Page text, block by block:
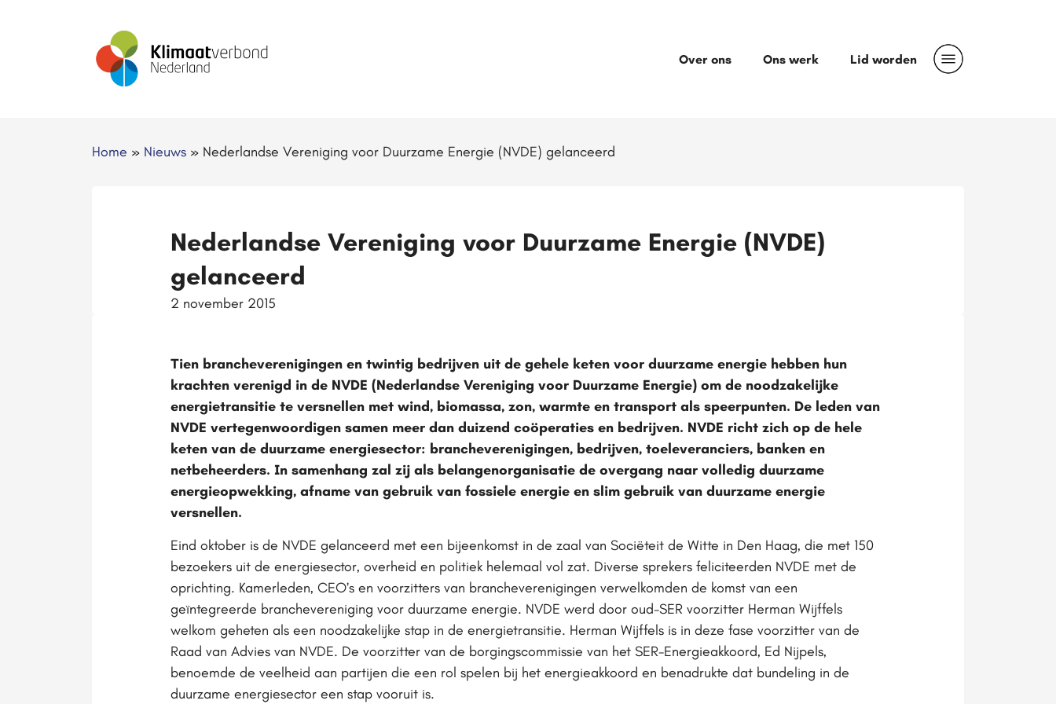
Over ons Ons werk Lid worden
Home » Nieuws » Nederlandse Vereniging voor Duurzame Energie (NVDE) gelanceerd
Nederlandse Vereniging voor Duurzame Energie (NVDE)
gelanceerd
2 november 2015
Tien brancheverenigingen en twintig bedrijven uit de gehele keten voor duurzame energie hebben hun
krachten verenigd in de NVDE (Nederlandse Vereniging voor Duurzame Energie) om de noodzakelijke
energietransitie te versnellen met wind, biomassa, zon, warmte en transport als speerpunten. De leden van
NVDE vertegenwoordigen samen meer dan duizend coöperaties en bedrijven. NVDE richt zich op de hele
keten van de duurzame energiesector: brancheverenigingen, bedrijven, toeleveranciers, banken en
netbeheerders. In samenhang zal zij als belangenorganisatie de overgang naar volledig duurzame
energieopwekking, afname van gebruik van fossiele energie en slim gebruik van duurzame energie
versnellen.
Eind oktober is de NVDE gelanceerd met een bijeenkomst in de zaal van Sociëteit de Witte in Den Haag, die met 150
bezoekers uit de energiesector, overheid en politiek helemaal vol zat. Diverse sprekers feliciteerden NVDE met de
oprichting. Kamerleden, CEO’s en voorzitters van brancheverenigingen verwelkomden de komst van een
geïntegreerde branchevereniging voor duurzame energie. NVDE werd door oud-SER voorzitter Herman Wijffels
welkom geheten als een noodzakelijke stap in de energietransitie. Herman Wijffels is in deze fase voorzitter van de
Raad van Advies van NVDE. De voorzitter van de borgingscommissie van het SER-Energieakkoord, Ed Nijpels,
benoemde de veelheid aan partijen die een rol spelen bij het energieakkoord en benadrukte dat bundeling in de
duurzame energiesector een stap vooruit is.